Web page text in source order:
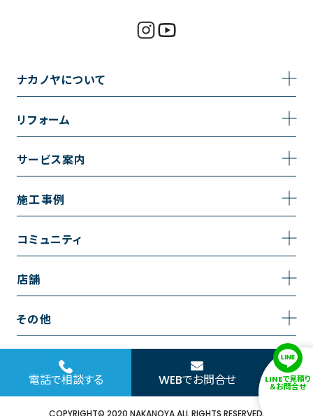
ナカノヤについて
事業内容
採用情報
リフォーム
トイレのリフォーム
キッチンのリフォーム
リノベーション
内装のリフォーム
水回りのリフォーム
外壁のリフォーム
サービス案内
サービスの流れ
施工事例
施工事例一覧
お風呂の施工事例
洗面の施工事例
コミュニティ
コミュニティ
お知らせ
店舗
越谷店
浦和店
日本橋店
その他
お問い合わせ
サイトポリシー
電話で相談する WEBでお問合せ LINEで見積り
＆お問合せ